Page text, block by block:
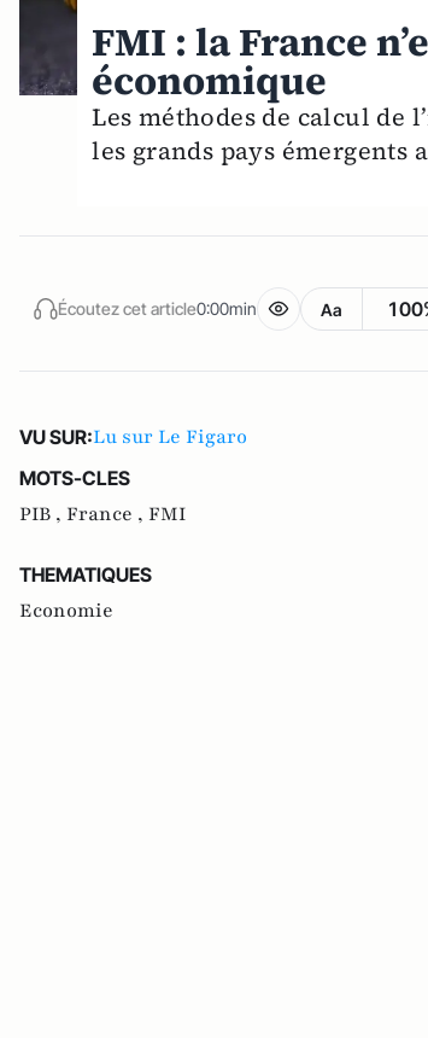
FMI : la France
économique
Les méthodes de calcul
les grands pays émergents
Écoutez cet article0:00min Aa
VU SUR:Lu sur Le Figaro
MOTS-CLES
PIB , France , FMI
THEMATIQUES
Economie